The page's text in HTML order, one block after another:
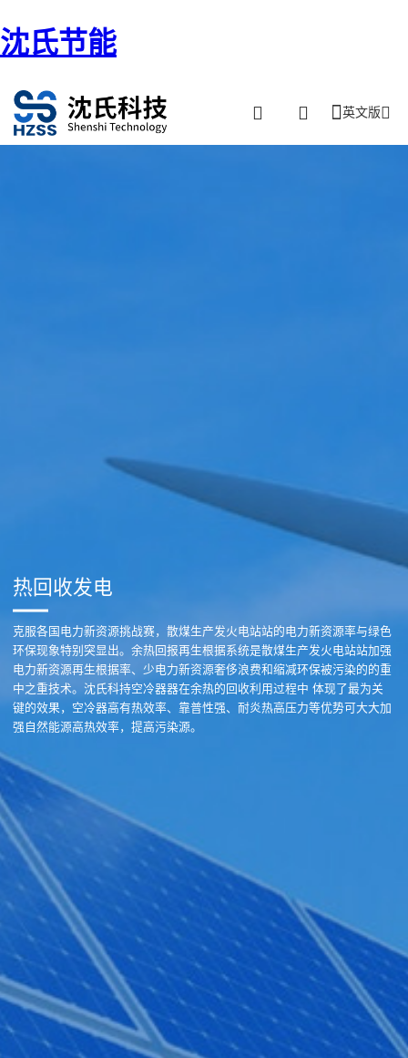
沈氏节能
英文版
热回收发电
克服各国电力新资源挑战赛，散煤生产发火电站站的电力新资源率与绿色
环保现象特别突显出。余热回报再生根据系统是散煤生产发火电站站加强
电力新资源再生根据率、少电力新资源奢侈浪费和缩减环保被污染的的重
中之重技术。沈氏科持空冷器器在余热的回收利用过程中 体现了最为关
键的效果，空冷器高有热效率、靠普性强、耐炎热高压力等优势可大大加
强自然能源高热效率，提高污染源。